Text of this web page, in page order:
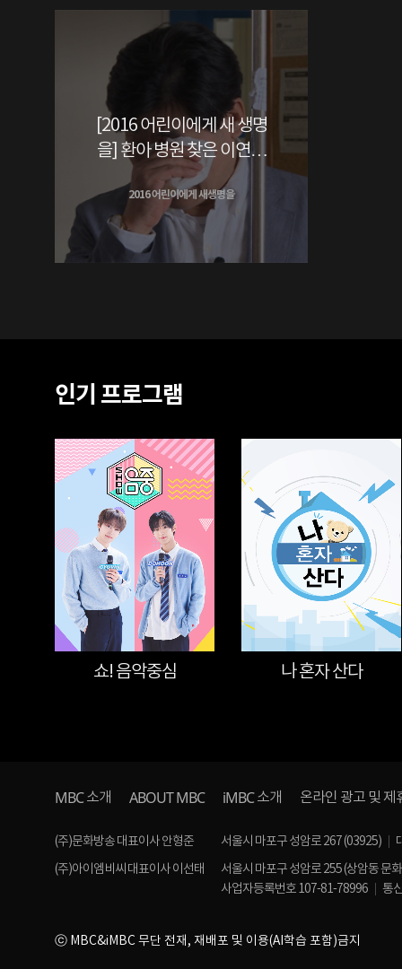
[2016 어린이에게 새 생명
을] 환아 병원 찾은 이연복
셰프, '뭉클한 눈물'
2016 어린이에게 새생명을
인기 프로그램
쇼! 음악중심 나 혼자 산다
MBC소개 ABOUT MBC iMBC소개 온라인 광고 및 제
(주)문화방송 대표이사 안형준 서울시 마포구 성암로 267 (03925)
(주)아이엠비씨 대표이사 이선태
서울시 마포구 성암로 255 (상암동 문
사업자등록번호 107-81-78996
통
ⓒ MBC&iMBC 무단 전재, 재배포 및 이용(AI학습 포함)금지